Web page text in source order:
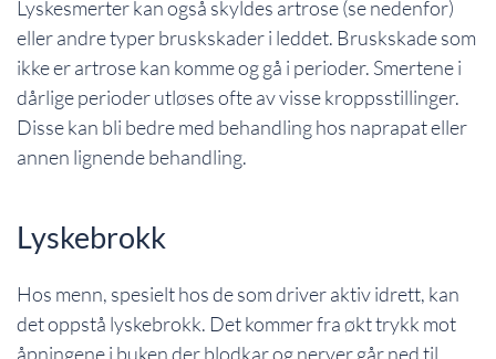
Lyskesmerter kan også skyldes artrose (se nedenfor)
eller andre typer bruskskader i leddet. Bruskskade som
ikke er artrose kan komme og gå i perioder. Smertene i
dårlige perioder utløses ofte av visse kroppsstillinger.
Disse kan bli bedre med behandling hos naprapat eller
annen lignende behandling.
Lyskebrokk
Hos menn, spesielt hos de som driver aktiv idrett, kan
det oppstå lyskebrokk. Det kommer fra økt trykk mot
åpningene i buken der blodkar og nerver går ned til